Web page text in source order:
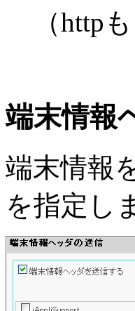
（http
端末情報
端末情報
を指定し